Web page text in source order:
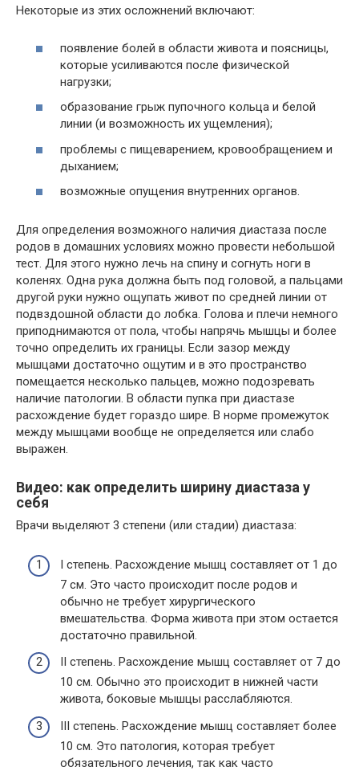
Некоторые из этих осложнений включают:
появление болей в области живота и поясницы,
которые усиливаются после физической
нагрузки;
образование грыж пупочного кольца и белой
линии (и возможность их ущемления);
проблемы с пищеварением, кровообращением и
дыханием;
возможные опущения внутренних органов.
Для определения возможного наличия диастаза после
родов в домашних условиях можно провести небольшой
тест. Для этого нужно лечь на спину и согнуть ноги в
коленях. Одна рука должна быть под головой, а пальцами
другой руки нужно ощупать живот по средней линии от
подвздошной области до лобка. Голова и плечи немного
приподнимаются от пола, чтобы напрячь мышцы и более
точно определить их границы. Если зазор между
мышцами достаточно ощутим и в это пространство
помещается несколько пальцев, можно подозревать
наличие патологии. В области пупка при диастазе
расхождение будет гораздо шире. В норме промежуток
между мышцами вообще не определяется или слабо
выражен.
Видео: как определить ширину диастаза у
себя
Врачи выделяют 3 степени (или стадии) диастаза:
I степень. Расхождение мышц составляет от 1 до
7 см. Это часто происходит после родов и
обычно не требует хирургического
вмешательства. Форма живота при этом остается
достаточно правильной.
II степень. Расхождение мышц составляет от 7 до
10 см. Обычно это происходит в нижней части
живота, боковые мышцы расслабляются.
III степень. Расхождение мышц составляет более
10 см. Это патология, которая требует
обязательного лечения, так как часто